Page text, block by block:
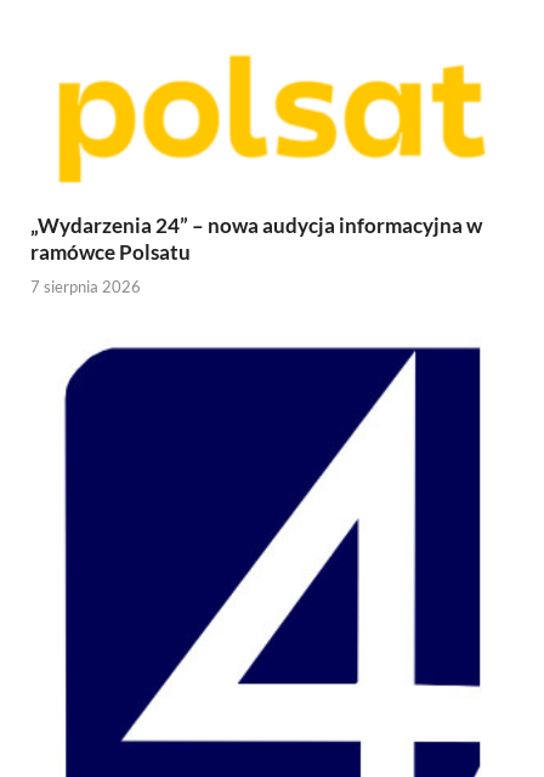
„Wydarzenia 24” – nowa audycja informacyjna w
ramówce Polsatu
7 sierpnia 2026